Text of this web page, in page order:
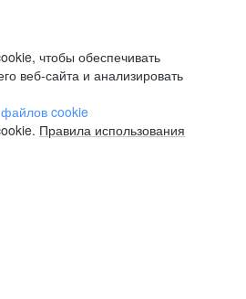
чтобы обеспечивать
веб-сайта и анализировать
cookie
Правила использования